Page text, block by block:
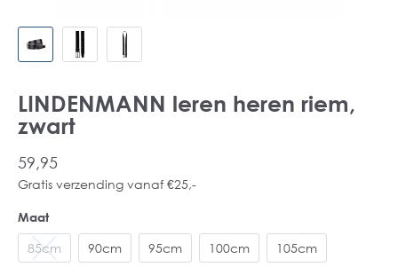
LINDENMANN leren heren riem,
zwart
59,95
Gratis verzending vanaf €25,-
Maat
85cm 90cm 95cm 100cm 105cm